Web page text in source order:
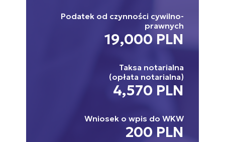
Podatek od czynności cywilno-
prawnych
19,000 PLN
Taksa notarialna
(opłata notarialna)
4,570 PLN
Wniosek o wpis do WKW
200 PLN